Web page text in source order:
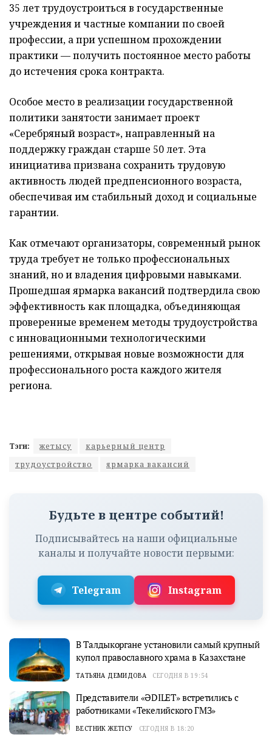
35 лет трудоустроиться в государственные
учреждения и частные компании по своей
профессии, а при успешном прохождении
практики — получить постоянное место работы
до истечения срока контракта.
Особое место в реализации государственной
политики занятости занимает проект
«Серебряный возраст», направленный на
поддержку граждан старше 50 лет. Эта
инициатива призвана сохранить трудовую
активность людей предпенсионного возраста,
обеспечивая им стабильный доход и социальные
гарантии.
Как отмечают организаторы, современный рынок
труда требует не только профессиональных
знаний, но и владения цифровыми навыками.
Прошедшая ярмарка вакансий подтвердила свою
эффективность как площадка, объединяющая
проверенные временем методы трудоустройства
с инновационными технологическими
решениями, открывая новые возможности для
профессионального роста каждого жителя
региона.
Тэги: жетысу
карьерный центр
трудоустройство
ярмарка вакансий
Будьте в центре событий!
Подписывайтесь на наши официальные
каналы и получайте новости первыми:
Telegram Instagram
В Талдыкоргане установили самый крупный
купол православного храма в Казахстане
ТАТЬЯНА ДЕМИДОВА СЕГОДНЯ В 19:54
Представители «ӘDILET» встретились с
работниками «Текелийского ГМЗ»
ВЕСТНИК ЖЕТІСУ СЕГОДНЯ В 18:20